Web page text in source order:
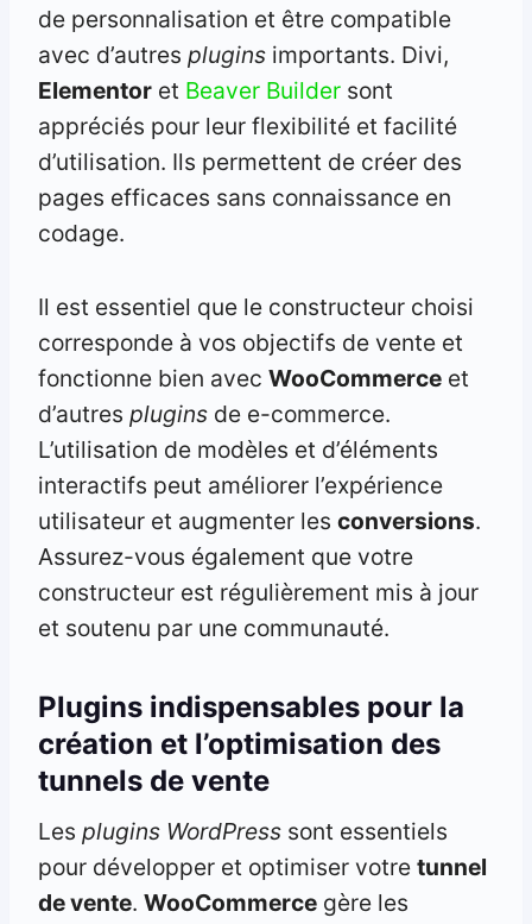
de personnalisation et être compatible
avec d’autres plugins importants. Divi,
Elementor et Beaver Builder sont
appréciés pour leur flexibilité et facilité
d’utilisation. Ils permettent de créer des
pages efficaces sans connaissance en
codage.
Il est essentiel que le constructeur choisi
corresponde à vos objectifs de vente et
fonctionne bien avec WooCommerce et
d’autres plugins de e-commerce.
L’utilisation de modèles et d’éléments
interactifs peut améliorer l’expérience
utilisateur et augmenter les conversions.
Assurez-vous également que votre
constructeur est régulièrement mis à jour
et soutenu par une communauté.
Plugins indispensables pour la
création et l’optimisation des
tunnels de vente
Les plugins WordPress sont essentiels
pour développer et optimiser votre tunnel
de vente. WooCommerce gère les